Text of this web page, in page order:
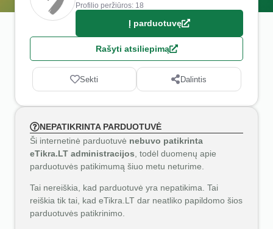
Profilio peržiūros: 18
Į parduotuvę
Rašyti atsiliepimą
Sekti Dalintis
NEPATIKRINTA PARDUOTUVĖ
Ši internetinė parduotuvė nebuvo patikrinta
eTikra.LT administracijos , todėl duomenų apie
parduotuvės patikimumą šiuo metu neturime.
Tai nereiškia, kad parduotuvė yra nepatikima. Tai
reiškia tik tai, kad eTikra.LT dar neatliko papildomo šios
parduotuvės patikrinimo.